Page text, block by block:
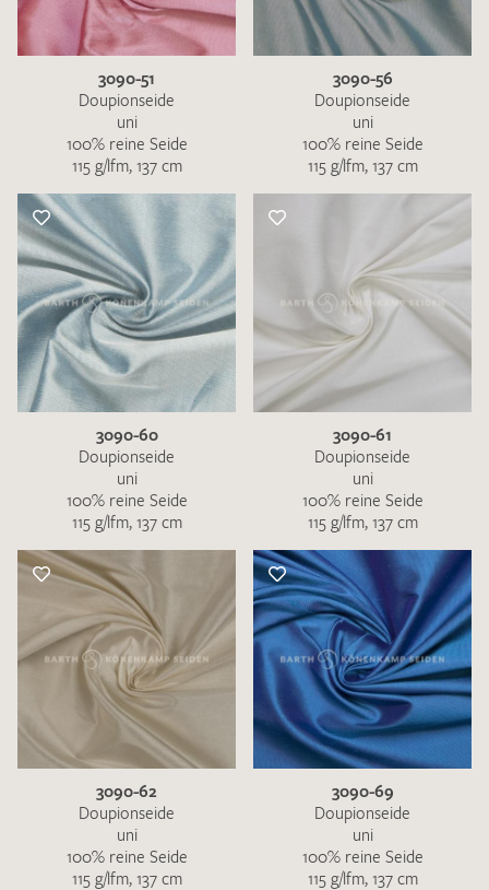
3090-51
Doupionseide
uni
100% reine Seide
115 g/lfm, 137 cm
3090-56
Doupionseide
uni
100% reine Seide
115 g/lfm, 137 cm
3090-60
Doupionseide
uni
100% reine Seide
115 g/lfm, 137 cm
3090-61
Doupionseide
uni
100% reine Seide
115 g/lfm, 137 cm
3090-62
Doupionseide
uni
100% reine Seide
115 g/lfm, 137 cm
3090-69
Doupionseide
uni
100% reine Seide
115 g/lfm, 137 cm